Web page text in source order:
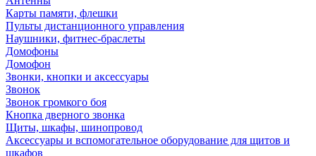
Карты памяти, флешки
Пульты дистанционного управления
Наушники, фитнес-браслеты
Домофоны
Домофон
Звонки, кнопки и аксессуары
Звонок
Звонок громкого боя
Кнопка дверного звонка
Щиты, шкафы, шинопровод
Аксессуары и вспомогательное оборудование для щитов и
шкафов